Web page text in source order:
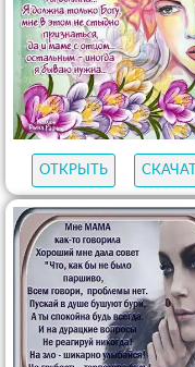
ОТКРЫТЬ